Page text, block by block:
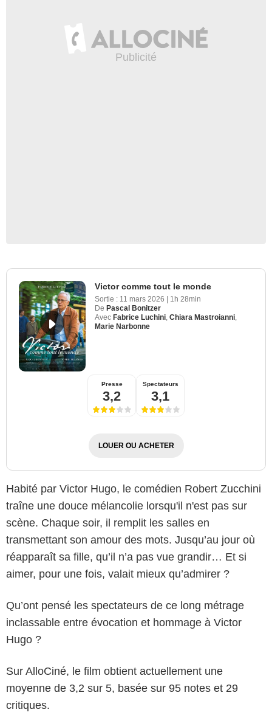
Victor comme tout le monde
Sortie : 11 mars 2026 | 1h 28min
De Pascal Bonitzer
Avec Fabrice Luchini Chiara Mastroianni
Marie Narbonne
Presse
3,2
Spectateurs
3,1
LOUER OU ACHETER
Habité par Victor Hugo, le comédien Robert Zucchini
traîne une douce mélancolie lorsqu'il n'est pas sur
scène. Chaque soir, il remplit les salles en
transmettant son amour des mots. Jusqu’au jour où
réapparaît sa fille, qu’il n’a pas vue grandir… Et si
aimer, pour une fois, valait mieux qu’admirer ?
Qu’ont pensé les spectateurs de ce long métrage
inclassable entre évocation et hommage à Victor
Hugo ?
Sur AlloCiné, le film obtient actuellement une
moyenne de 3,2 sur 5, basée sur 95 notes et 29
critiques.